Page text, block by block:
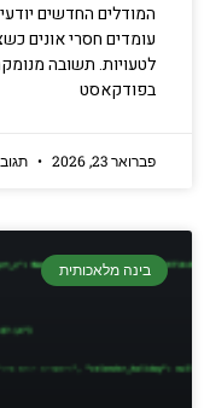
המודלים החדשים
עומדים חסרי אונים
לטעויות. תשובה
בפודקאסט
פברואר 23, 2026
בינה מלאכותית